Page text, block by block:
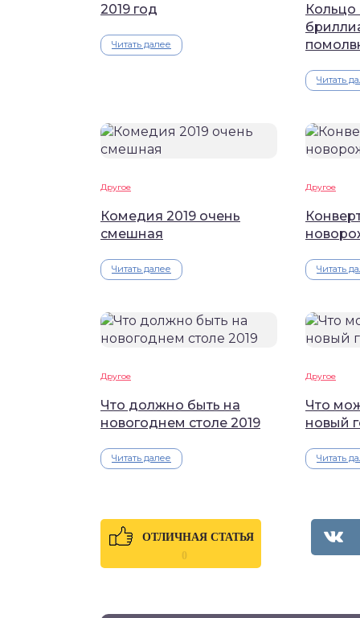
2019 год
Читать далее
Кольцо
Читать
Другое
Комедия 2019 очень
смешная
Читать далее
Другое
Читать
Другое
Что должно быть на
новогоднем столе 2019
Читать далее
Другое
Что
новый
Читать
ОТЛИЧНАЯ СТАТЬЯ
0